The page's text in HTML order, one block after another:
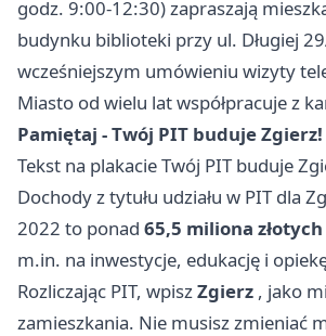
godz. 9:00-12:30) zapraszają
budynku biblioteki przy ul. Długiej
wcześniejszym umówieniu wizyty
Miasto od wielu lat współpracuje z
Pamiętaj - Twój PIT buduje Zgierz!
Tekst na plakacie Twój PIT buduje
Dochody z tytułu udziału w PIT dla
2022 to ponad 65,5 miliona złotych
m.in. na inwestycje, edukację i
Rozliczając PIT, wpiszZgierz , jako
zamieszkania. Nie musisz zmieniać